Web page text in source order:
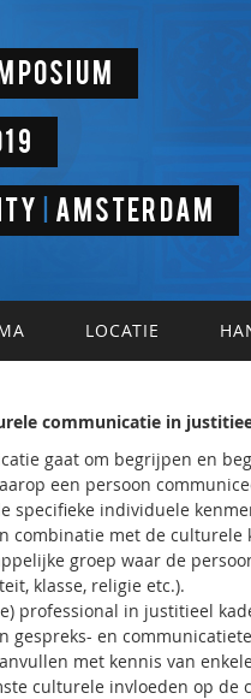
Amsterdam
LOCATIE
communicatie in
gaat om begrijpen en
een persoon
specifieke individuele
combinatie met de culturele
groep waar de
klasse, religie etc.).
professional in justitieel
gespreks- en
met kennis van
culturele invloeden op de